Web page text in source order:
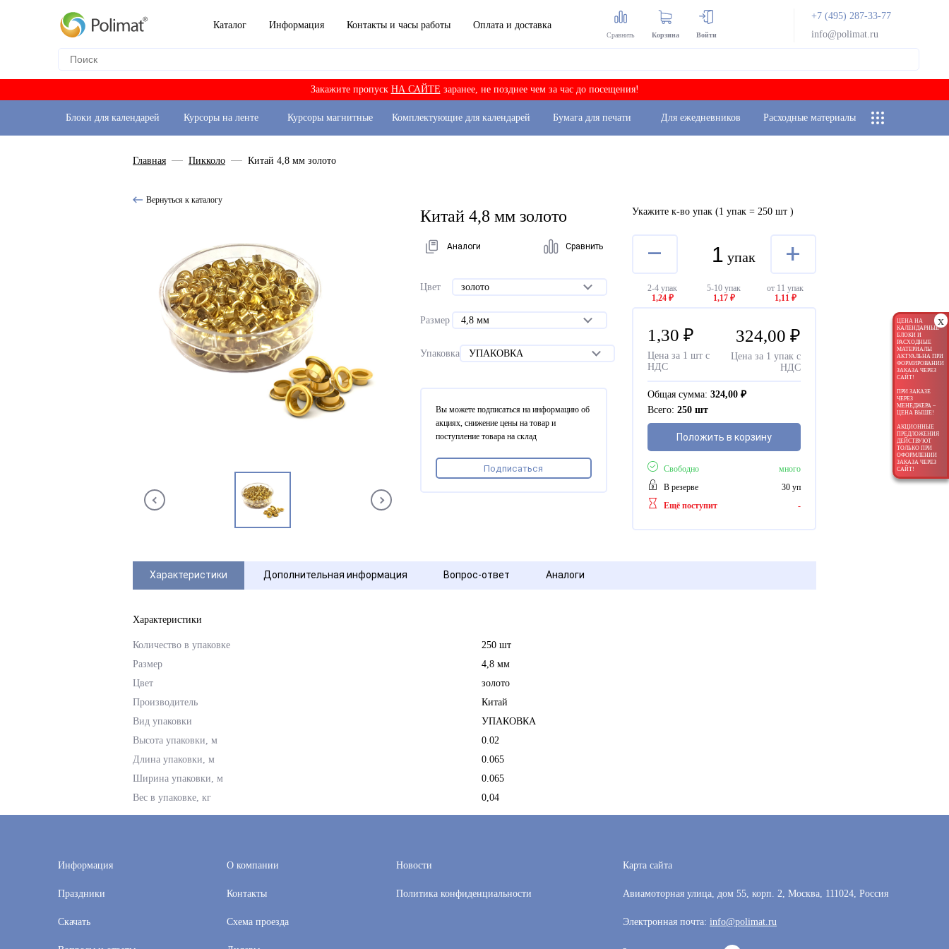
Каталог Информация Контакты и часы работы Оплата и доставка
Сравнить Корзина Войти
+7 (495) 287-33-77
info@polimat.ru
Закажите пропуск НА САЙТЕ заранее, не позднее чем за час до посещения!
Блоки для календарей Курсоры на ленте Курсоры магнитные Комплектующие для календарей Бумага для печати Для ежедневников Расходные материалы
x
ЦЕНА НА
КАЛЕНДАРНЫЕ
БЛОКИ И
РАСХОДНЫЕ
МАТЕРИАЛЫ
АКТУАЛЬНА ПРИ
ФОРМИРОВАНИИ
ЗАКАЗА ЧЕРЕЗ
САЙТ!
ПРИ ЗАКАЗЕ
ЧЕРЕЗ
МЕНЕДЖЕРА –
ЦЕНА ВЫШЕ!
АКЦИОННЫЕ
ПРЕДЛОЖЕНИЯ
ДЕЙСТВУЮТ
ТОЛЬКО ПРИ
ОФОРМЛЕНИИ
ЗАКАЗА ЧЕРЕЗ
САЙТ!
Главная Пикколо Китай 4,8 мм золото
Вернуться к каталогу
Китай 4,8 мм золото
Аналоги Сравнить
Цвет золото
Размер 4,8 мм
Упаковка УПАКОВКА
Укажите к-во упак(1 упак = 250 шт )
– упак +
2-4 упак
1,24 ₽
5-10 упак
1,17 ₽
от 11 упак
1,11 ₽
1,30 ₽
Цена за 1 шт с
НДС
324,00 ₽
Цена за 1 упак с
НДС
Общая сумма: 324,00₽
Всего: 250 шт
Положить в корзину
Свободно
много
В резерве
30 уп
Ещё поступит
-
Вы можете подписаться на информацию об
акциях, снижение цены на товар и
поступление товара на склад
Подписаться
Характеристики Дополнительная информация Вопрос-ответ Аналоги
Характеристики
Количество в упаковке
250 шт
Размер
4,8 мм
Цвет
золото
Производитель
Китай
Вид упаковки
УПАКОВКА
Высота упаковки, м
0.02
Длина упаковки, м
0.065
Ширина упаковки, м
0.065
Вес в упаковке, кг
0,04
Информация
Праздники
Скачать
О компании
Контакты
Схема проезда
Новости
Политика конфиденциальности
Карта сайта
Авиамоторная улица, дом 55, корп. 2, Москва, 111024, Россия
Электронная почта: info@polimat.ru